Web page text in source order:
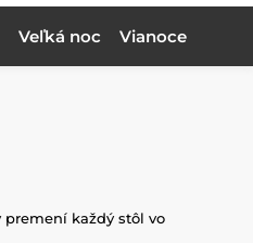
Veľká noc Vianoce
premení každý stôl vo